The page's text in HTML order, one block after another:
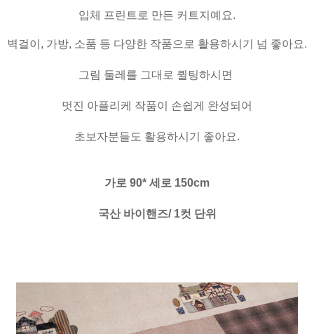
입체 프린트로 만든 커트지예요.
벽걸이, 가방, 소품 등 다양한 작품으로 활용하시기 넘 좋아요.
그림 둘레를 그대로 퀼팅하시면
멋진 아플리케 작품이 손쉽게 완성되어
초보자분들도 활용하시기 좋아요.
가로 90* 세로 150cm
국산 바이핸즈/ 1컷 단위